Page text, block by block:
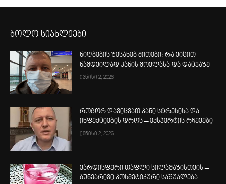
ბოლო სიახლეები
ნიღბების შესახებ მითები: რა ვიცით
ნამდვილად კანის მოვლასა და დაცვაზე
ივნისი 2, 2026
როგორ დავიცვათ კანი სტრესისა და
ინფექციების დროს – ექსპერტის რჩევები
ივნისი 2, 2026
ვარდისფერი თაფლი სილამაზისთვის –
ბუნებრივი კოსმეტიკური საშუალება